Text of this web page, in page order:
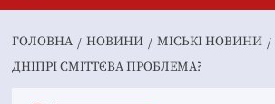
ГОЛОВНА НОВИНИ MІСЬКІ НОВИНИ
ДНІПРІ СМІТТЄВА ПРОБЛЕМА?